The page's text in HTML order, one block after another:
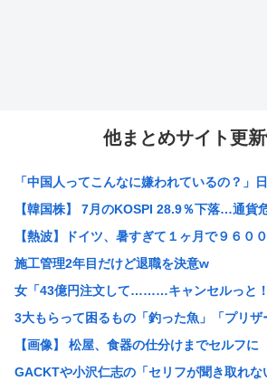
他まとめサイト更
「中国人ってこんなに嫌われているの？」
【韓国株】 7月のKOSPI 28.9％下落…通貨
【熱波】ドイツ、暑すぎて１ヶ月で９６０
施工管理2年目だけど退職を決意w
女「43億円注文して………キャンセルっと
3大もらって困るもの「釣った魚」「プリザ
【画像】 松屋、食器の仕分けまでセルフに
GACKTや小沢仁志の「セリフが聞き取れな